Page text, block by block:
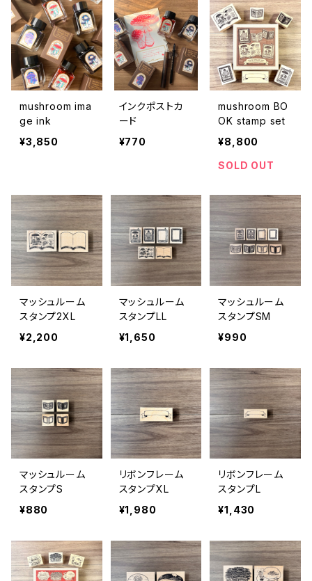
mushroom ima
ge ink
¥3,850
インクポストカ
ード
¥770
mushroom BO
OK stamp set
¥8,800
SOLD OUT
マッシュルーム
スタンプ2XL
¥2,200
マッシュルーム
スタンプLL
¥1,650
マッシュルーム
スタンプSM
¥990
マッシュルーム
スタンプS
¥880
リボンフレーム
スタンプXL
¥1,980
リボンフレーム
スタンプL
¥1,430